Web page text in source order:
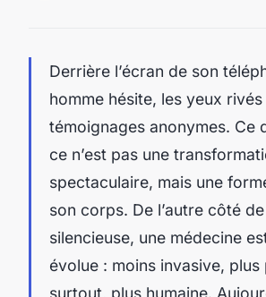
Derrière l’écran de son
homme hésite, les yeux
témoignages anonymes. Ce
ce n’est pas une
spectaculaire, mais une
son corps. De l’autre côté
silencieuse, une médecine
évolue : moins invasive, plus
surtout, plus humaine.